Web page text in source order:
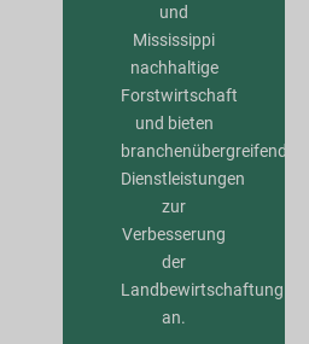
und
Mississippi
nachhaltige
Forstwirtschaft
und bieten
branchenübergreifend
Dienstleistungen
zur
Verbesserung
der
Landbewirtschaftung
an.